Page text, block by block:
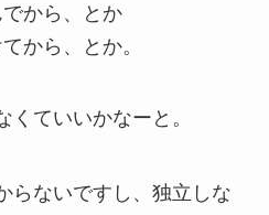
から、とか
から、とか。
くていいかなーと。
らないですし、独立しな